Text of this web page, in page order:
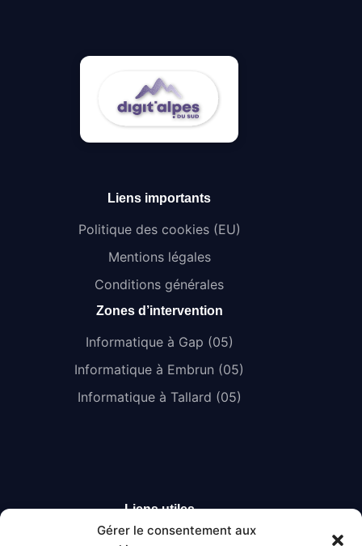
Gérer le consentement aux
Liens importants
Politique des cookies (EU)
Mentions légales
Conditions générales
Zones d’intervention
Informatique à Gap (05)
Informatique à Embrun (05)
Informatique à Tallard (05)
Liens utiles
Entreprise informatique à Briançon (05)